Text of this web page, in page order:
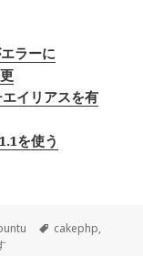
ラーに
イリアスを有
を使う
タ
cakephp,
PhpStormを試してみた に